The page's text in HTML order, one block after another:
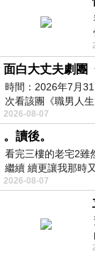
面白大丈夫劇團
時間：2026年7月
次看該團《職男人
2026-08-07
。讀後。
看完三樓的老宅2雖
繼續 續更讓我那時
有
2026-08-07